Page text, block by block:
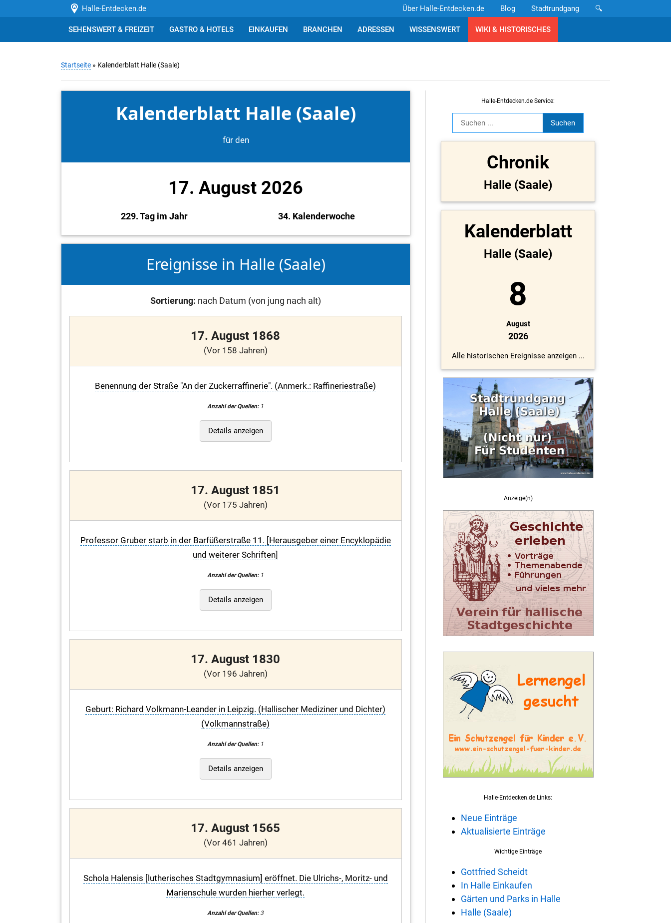
Halle-Entdecken.de 🔍
Stadtrundgang
Blog
Über Halle-Entdecken.de
SEHENSWERT & FREIZEIT GASTRO & HOTELS EINKAUFEN BRANCHEN ADRESSEN WISSENSWERT WIKI & HISTORISCHES
Startseite » Kalenderblatt Halle (Saale)
Kalenderblatt Halle (Saale)
für den
17. August 2026
229. Tag im Jahr 34. Kalenderwoche
Ereignisse in Halle (Saale)
Sortierung: nach Datum (von jung nach alt)
17. August 1868
(Vor 158 Jahren)
Benennung der Straße "An der Zuckerraffinerie". (Anmerk.: Raffineriestraße)
Anzahl der Quellen:1
Details anzeigen
17. August 1851
(Vor 175 Jahren)
Professor Gruber starb in der Barfüßerstraße 11. [Herausgeber einer Encyklopädie
und weiterer Schriften]
Anzahl der Quellen:1
Details anzeigen
17. August 1830
(Vor 196 Jahren)
Geburt: Richard Volkmann-Leander in Leipzig. (Hallischer Mediziner und Dichter)
(Volkmannstraße)
Anzahl der Quellen:1
Details anzeigen
17. August 1565
(Vor 461 Jahren)
Schola Halensis [lutherisches Stadtgymnasium] eröffnet. Die Ulrichs-, Moritz- und
Marienschule wurden hierher verlegt.
Anzahl der Quellen:3
Halle-Entdecken.de Service:
Chronik
Halle (Saale)
Kalenderblatt
Halle (Saale)
8
August
2026
Alle historischen Ereignisse anzeigen ...
Anzeige(n)
Halle-Entdecken.de Links:
Neue Einträge
Aktualisierte Einträge
Wichtige Einträge
Gottfried Scheidt
In Halle Einkaufen
Gärten und Parks in Halle
Halle (Saale)